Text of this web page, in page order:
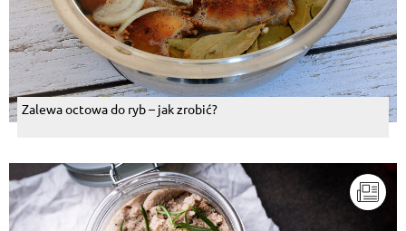
Zalewa octowa do ryb – jak zrobić?